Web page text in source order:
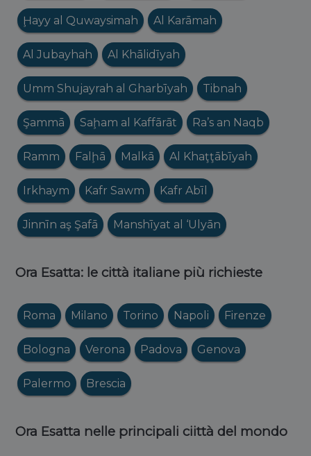
Ḩayy al Quwaysimah Al Karāmah
Al Jubayhah Al Khālidīyah
Umm Shujayrah al Gharbīyah Tibnah
Şammā Saḩam al Kaffārāt Ra’s an Naqb
Ramm Falḩā Malkā Al Khaţţābīyah
Irkhaym Kafr Sawm Kafr Abīl
Jinnīn aş Şafā Manshīyat al ‘Ulyān
Ora Esatta: le città italiane più richieste
Roma Milano Torino Napoli Firenze
Bologna Verona Padova Genova
Palermo Brescia
Ora Esatta nelle principali ciittà del mondo